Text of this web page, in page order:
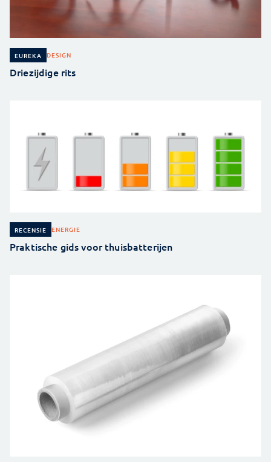
EUREKA DESIGN
Driezijdige rits
RECENSIE ENERGIE
Praktische gids voor thuisbatterijen